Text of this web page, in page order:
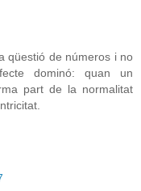
qüestió de números i no
dominó: quan un
part de la normalitat